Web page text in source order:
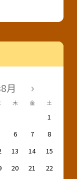
8月
木 金 土
1
6 7
8
13 14
15
20 21
22